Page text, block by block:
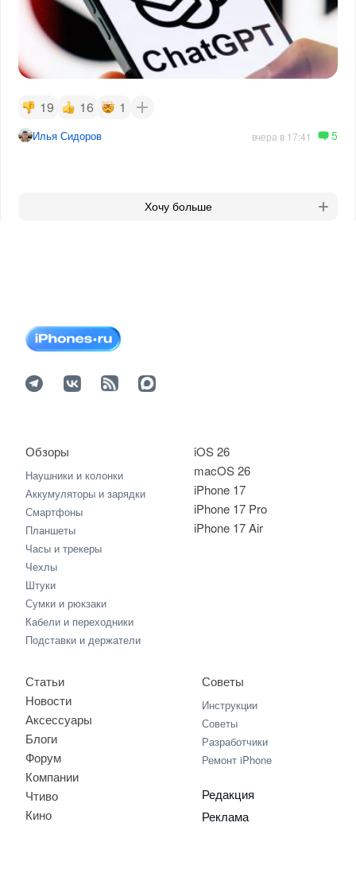
19 16 1
Илья Сидоров вчера в 17:41 5
Хочу больше
iOS 26
macOS 26
iPhone 17
iPhone 17 Pro
iPhone 17 Air
Обзоры
Наушники и колонки
Аккумуляторы и зарядки
Смартфоны
Планшеты
Часы и трекеры
Чехлы
Штуки
Сумки и рюкзаки
Кабели и переходники
Подставки и держатели
Статьи
Новости
Аксессуары
Блоги
Форум
Компании
Чтиво
Кино
Советы
Инструкции
Советы
Разработчики
Ремонт iPhone
Редакция
Реклама